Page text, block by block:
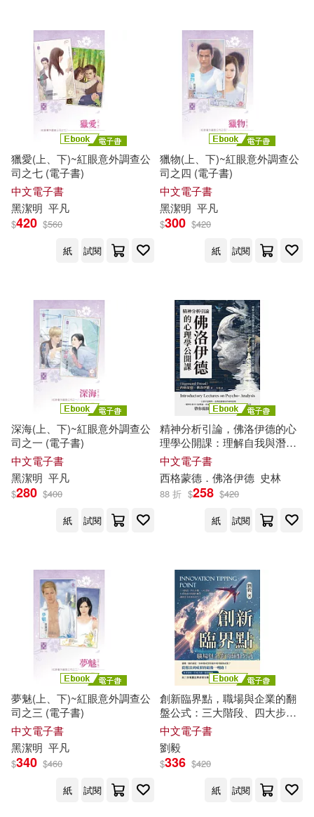
獵愛(上、下)~紅眼意外調查公
司之七 (電子書)
中文電子書
黑潔明 平凡
$420 $560
紙
試閱
獵物(上、下)~紅眼意外調查公
司之四 (電子書)
中文電子書
黑潔明 平凡
$300 $420
紙
試閱
深海(上、下)~紅眼意外調查公
司之一 (電子書)
中文電子書
黑潔明 平凡
$280 $400
紙
試閱
精神分析引論，佛洛伊德的心
理學公開課：理解自我與潛意
識的第一課，重新思考你「不
小心」的每一步 (電子書)
中文電子書
西格蒙德．佛洛伊德 史林
88 折 $258 $420
紙
試閱
夢魅(上、下)~紅眼意外調查公
司之三 (電子書)
中文電子書
黑潔明 平凡
$340 $460
紙
試閱
創新臨界點，職場與企業的翻
盤公式：三大階段、四大步
驟、八大環節……打破靈感到
實踐的斷層，讓創意不再無的
放矢! (電子書)
中文電子書
劉毅
$336 $420
紙
試閱